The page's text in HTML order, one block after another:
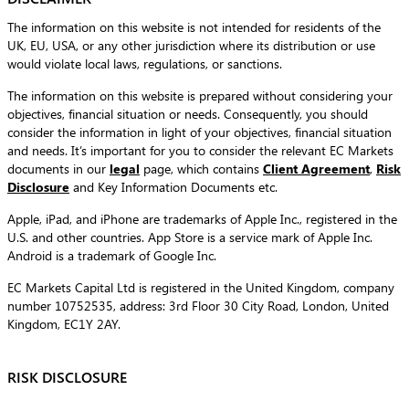
The information on this website is not intended for residents of the
UK, EU, USA, or any other jurisdiction where its distribution or use
would violate local laws, regulations, or sanctions.
The information on this website is prepared without considering your
objectives, financial situation or needs. Consequently, you should
consider the information in light of your objectives, financial situation
and needs. It’s important for you to consider the relevant EC Markets
documents in our legal page, which contains Client Agreement, Risk
Disclosure and Key Information Documents etc.
Apple, iPad, and iPhone are trademarks of Apple Inc., registered in the
U.S. and other countries. App Store is a service mark of Apple Inc.
Android is a trademark of Google Inc.
EC Markets Capital Ltd is registered in the United Kingdom, company
number 10752535, address: 3rd Floor 30 City Road, London, United
Kingdom, EC1Y 2AY.
RISK DISCLOSURE